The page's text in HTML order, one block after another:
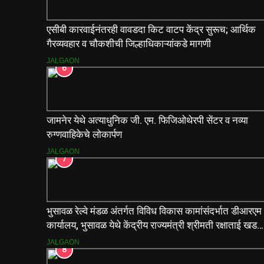
एसीबी कारवाईनंतरही वावडदा किट वाटप केंद्र सुरूच; आर्थिक
गैरव्यवहार व चौकशीची जिल्हाधिकाऱ्यांकडे मागणी
JALGAON
6
जामनेर येथे अत्याधुनिक जी. एम. फिजिओथेरपी सेंटर व नव्या
रुग्णवाहिकेचे लोकार्पण
JALGAON
7
भुसावळ रेल्वे मंडळ अंतर्गत विविध विकास कामांसंदर्भात डीआरएम
कार्यालय, भुसावळ येथे केंद्रीय राज्यमंत्री श्रीमती रक्षाताई खडसे
यांनी आढावा बैठक घेतली…
JALGAON
8